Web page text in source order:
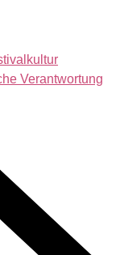
Verantwortung